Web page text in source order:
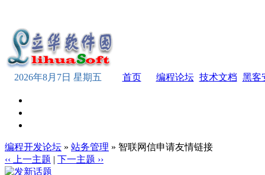
2026年8月7日 星期五 首页 编程论坛 技术文档 黑客
编程开发论坛 » 站务管理 » 智联网信申请友情链接
‹‹ 上一主题 | 下一主题 ››